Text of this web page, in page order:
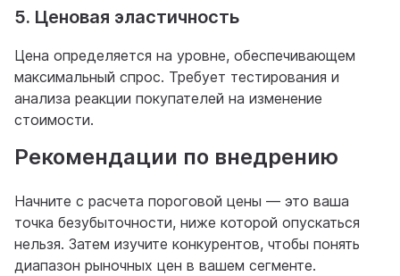
5. Ценовая эластичность
Цена определяется на уровне, обеспечивающем
максимальный спрос. Требует тестирования и
анализа реакции покупателей на изменение
стоимости.
Рекомендации по внедрению
Начните с расчета пороговой цены — это ваша
точка безубыточности, ниже которой опускаться
нельзя. Затем изучите конкурентов, чтобы понять
диапазон рыночных цен в вашем сегменте.